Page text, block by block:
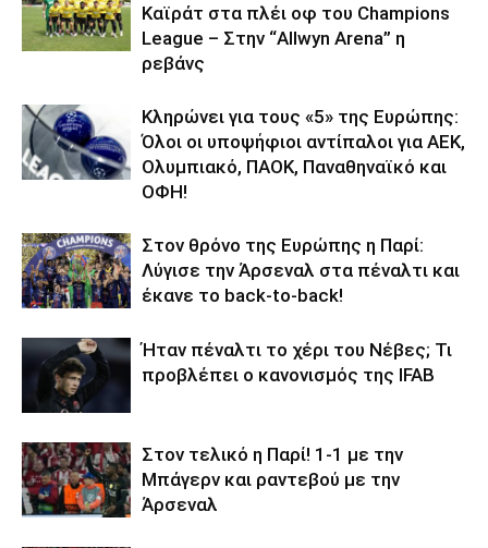
Καϊράτ στα πλέι οφ του Champions
League – Στην “Allwyn Arena” η
ρεβάνς
Κληρώνει για τους «5» της Ευρώπης:
Όλοι οι υποψήφιοι αντίπαλοι για ΑΕΚ,
Ολυμπιακό, ΠΑΟΚ, Παναθηναϊκό και
ΟΦΗ!
Στον θρόνο της Ευρώπης η Παρί:
Λύγισε την Άρσεναλ στα πέναλτι και
έκανε το back-to-back!
Ήταν πέναλτι το χέρι του Νέβες; Τι
προβλέπει ο κανονισμός της IFAB
Στον τελικό η Παρί! 1-1 με την
Μπάγερν και ραντεβού με την
Άρσεναλ